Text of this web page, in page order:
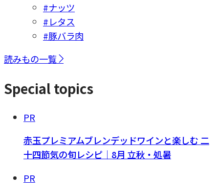
#ナッツ
#レタス
#豚バラ肉
読みもの一覧
Special topics
PR
赤玉プレミアムブレンデッドワインと楽しむ 二
十四節気の旬レシピ｜8月 立秋・処暑
PR